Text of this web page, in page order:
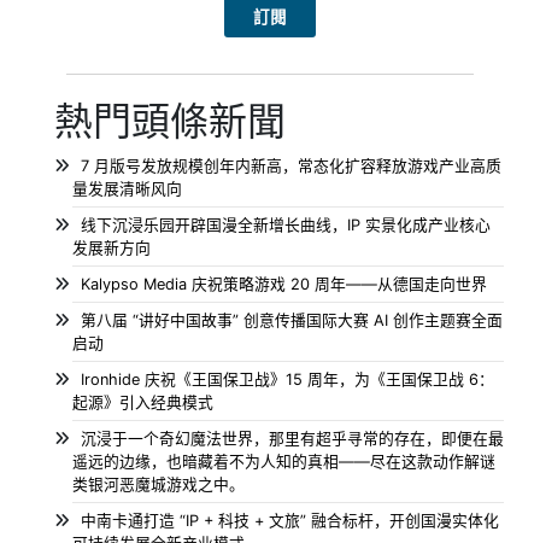
熱門頭條新聞
7 月版号发放规模创年内新高，常态化扩容释放游戏产业高质
量发展清晰风向
线下沉浸乐园开辟国漫全新增长曲线，IP 实景化成产业核心
发展新方向
Kalypso Media 庆祝策略游戏 20 周年——从德国走向世界
第八届 “讲好中国故事” 创意传播国际大赛 AI 创作主题赛全面
启动
Ironhide 庆祝《王国保卫战》15 周年，为《王国保卫战 6：
起源》引入经典模式
沉浸于一个奇幻魔法世界，那里有超乎寻常的存在，即便在最
遥远的边缘，也暗藏着不为人知的真相——尽在这款动作解谜
类银河恶魔城游戏之中。
中南卡通打造 “IP + 科技 + 文旅” 融合标杆，开创国漫实体化